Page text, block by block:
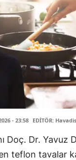
- 23:58 EDİTÖR: Havadis
Doç. Dr. Yavuz
teflon tavalar